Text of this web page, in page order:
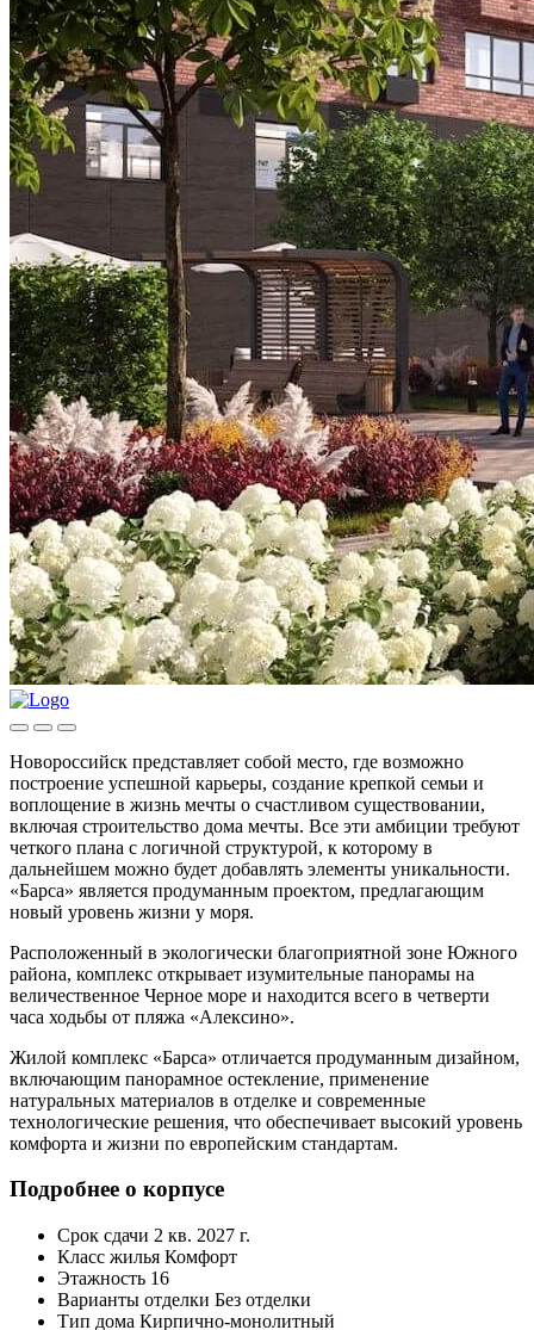
Новороссийск представляет собой место, где возможно
построение успешной карьеры, создание крепкой семьи и
воплощение в жизнь мечты о счастливом существовании,
включая строительство дома мечты. Все эти амбиции требуют
четкого плана с логичной структурой, к которому в
дальнейшем можно будет добавлять элементы уникальности.
«Барса» является продуманным проектом, предлагающим
новый уровень жизни у моря.
Расположенный в экологически благоприятной зоне Южного
района, комплекс открывает изумительные панорамы на
величественное Черное море и находится всего в четверти
часа ходьбы от пляжа «Алексино».
Жилой комплекс «Барса» отличается продуманным дизайном,
включающим панорамное остекление, применение
натуральных материалов в отделке и современные
технологические решения, что обеспечивает высокий уровень
комфорта и жизни по европейским стандартам.
Подробнее о корпусе
Срок сдачи 2 кв. 2027 г.
Класс жилья Комфорт
Этажность 16
Варианты отделки Без отделки
Тип дома Кирпично-монолитный